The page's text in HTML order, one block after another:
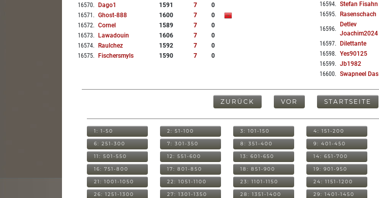
16570. Dago1 1591 7
0
16571 . Ghost-888 1600 7
0
16572. Cornel 1589 7
0
16573. Lawadouin 1606 7
0
16574. Raulchez 1592 7
0
16575. Fischersmyls 1590 7 0
16594. Stefan Fisahn
16595. Rasenschach
16596.
Detlev
Joachim2024
16597. Dilettante
16598. Yes90125
16599. Jb1982
16600. Swapneel Das
ZURÜCK VOR STARTSEITE
1: 1-50 2: 51-100 3: 101-150 4: 151-200
6: 251-300 7: 301-350 8: 351-400 9: 401-450
11: 501-550 12: 551-600 13: 601-650 14: 651-700
16: 751-800 17: 801-850 18: 851-900 19: 901-950
21: 1001-1050 22: 1051-1100 23: 1101-1150 24: 1151-1200
26: 1251-1300 27: 1301-1350 28: 1351-1400 29: 1401-1450